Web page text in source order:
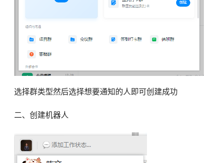
选择群类型然后选择想要通知的人即可创建成功
二、创建机器人